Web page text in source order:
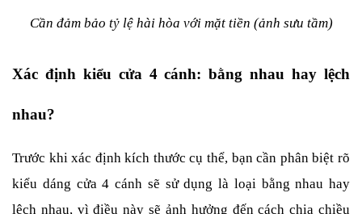
Cần đảm bảo tỷ lệ hài hòa với mặt tiền (ảnh sưu tầm)
Xác định kiểu cửa 4 cánh: bằng nhau hay lệch
nhau?
Trước khi xác định kích thước cụ thể, bạn cần phân biệt rõ
kiểu dáng cửa 4 cánh sẽ sử dụng là loại bằng nhau hay
lệch nhau, vì điều này sẽ ảnh hưởng đến cách chia chiều